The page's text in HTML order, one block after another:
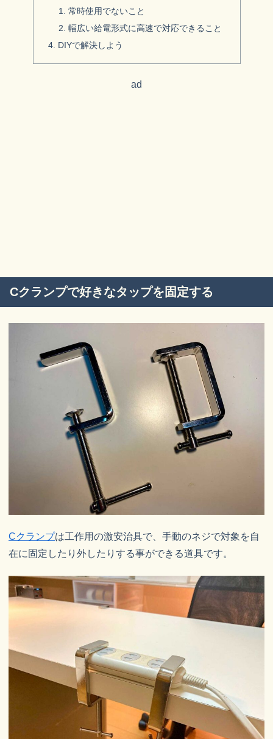
常時使用でないこと
幅広い給電形式に高速で対応できること
DIYで解決しよう
ad
Cクランプで好きなタップを固定する
Cクランプは工作用の激安治具で、手動のネジで対象を自
在に固定したり外したりする事ができる道具です。